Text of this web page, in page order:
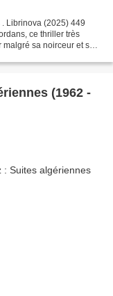
Librinova (2025) 449
ce thriller très
malgré sa noirceur et sa
(1962 -